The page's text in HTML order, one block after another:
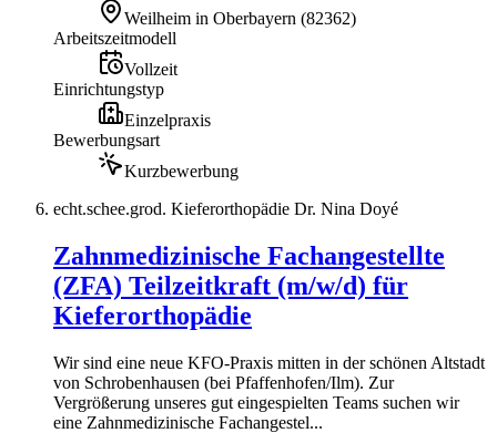
Weilheim in Oberbayern (82362)
Arbeitszeitmodell
Vollzeit
Einrichtungstyp
Einzelpraxis
Bewerbungsart
Kurzbewerbung
echt.schee.grod. Kieferorthopädie Dr. Nina Doyé
Zahnmedizinische Fachangestellte
(ZFA) Teilzeitkraft (m/w/d) für
Kieferorthopädie
Wir sind eine neue KFO-Praxis mitten in der schönen Altstadt
von Schrobenhausen (bei Pfaffenhofen/Ilm). Zur
Vergrößerung unseres gut eingespielten Teams suchen wir
eine Zahnmedizinische Fachangestel...